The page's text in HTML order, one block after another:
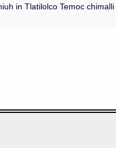
in Tlatilolco Temoc